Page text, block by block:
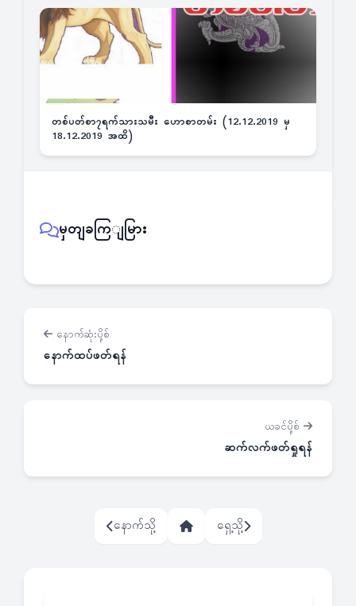
တစ်ပတ်စာ၇ရက်သားသမီး ဟောစာတမ်း (12.12.2019 မှ
18.12.2019 အထိ)
မှတျခကြျမြား
နောက်ဆုံးပို့စ်
နောက်ထပ်ဖတ်ရန်
ယခင်ပို့စ်
ဆက်လက်ဖတ်ရှုရန်
နောက်သို့ ရှေ့သို့